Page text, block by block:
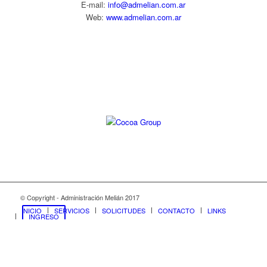
E-mail:info@admelian.com.ar
Web: www.admelian.com.ar
© Copyright - Administración Melián 2017
INICIO
SERVICIOS SOLICITUDES CONTACTO LINKS
INGRESO